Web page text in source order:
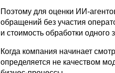
Поэтому для оценки ИИ-
обращений без участия
и стоимость обработки одного
Когда компания начинает
определяется не качеством